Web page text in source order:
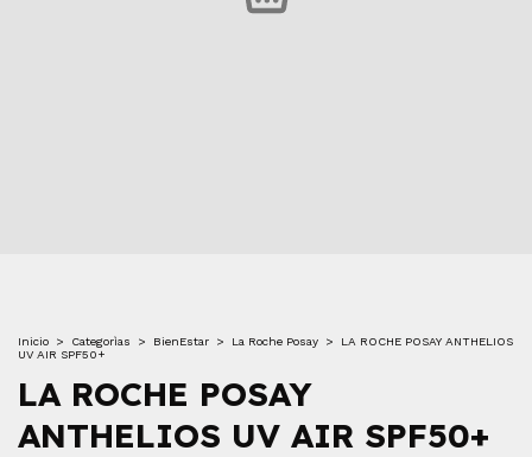
Inicio > Categorìas > BienEstar > La Roche Posay >
LA ROCHE POSAY ANTHELIOS
UV AIR SPF50+
LA ROCHE POSAY
ANTHELIOS UV AIR SPF50+